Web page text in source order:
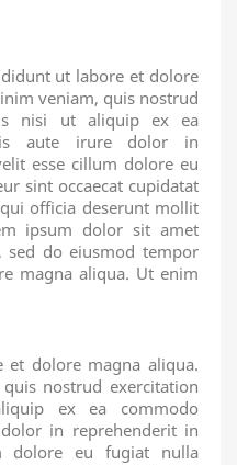
ut labore et dolore
veniam, quis nostrud
nisi ut aliquip ex ea
aute irure dolor in
esse cillum dolore eu
sint occaecat cupidatat
officia deserunt mollit
ipsum dolor sit amet
sed do eiusmod tempor
magna aliqua. Ut enim
et dolore magna aliqua.
nostrud exercitation
ex ea commodo
in reprehenderit in
dolore eu fugiat nulla